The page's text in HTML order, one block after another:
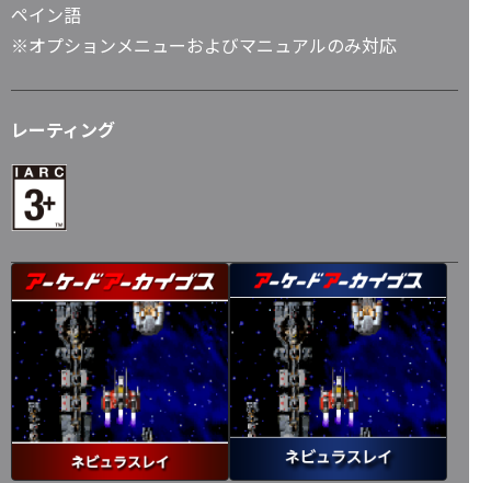
ペイン語
※オプションメニューおよびマニュアルのみ対応
レーティング